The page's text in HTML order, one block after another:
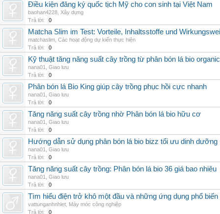
Điều kiện đăng ký quốc tịch Mỹ cho con sinh tại Việt Nam
baohan4228 Xây dựng
Trả lời:
0
Matcha Slim im Test: Vorteile, Inhaltsstoffe und
matchaslim Các hoạt động dự kiến thực hiện
Trả lời:
0
Kỹ thuật tăng năng suất cây trồng từ phân bón lá bio organic
nana01
Giao lưu
Trả lời:
0
Phân bón lá Bio King giúp cây trồng phục hồi cực nhanh
nana01
Giao lưu
Trả lời:
0
Tăng năng suất cây trồng nhờ Phân bón lá bio hữu cơ
nana01
Giao lưu
Trả lời:
0
Hướng dẫn sử dụng phân bón lá bio bizz tối ưu dinh dưỡng
nana01
Giao lưu
Trả lời:
0
Tăng năng suất cây trồng: Phân bón lá bio 36 giá bao nhiêu
nana01
Giao lưu
Trả lời:
0
Tìm hiểu điện trở khô một đầu và những ứng dụng phổ
vattunganhnhiet Máy móc công nghiệp
Trả lời:
0